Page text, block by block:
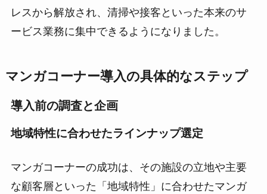
レスから解放され、清掃や接客といった本来のサ
ービス業務に集中できるようになりました。
マンガコーナー導入の具体的なステップ
導入前の調査と企画
地域特性に合わせたラインナップ選定
マンガコーナーの成功は、その施設の立地や主要
な顧客層といった「地域特性」に合わせたマンガ